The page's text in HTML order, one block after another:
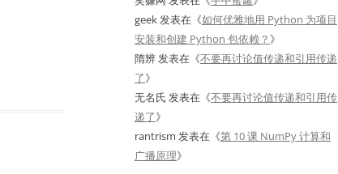
geek发表在《如何优雅地用 Python 为项目
安装和创建 Python 包依赖？ 》
隋辨发表在《不要再讨论值传递和引用传递
了》
无名氏 发表在《不要再讨论值传递和引用传
递了》
rantrism 发表在《第 10 课 NumPy 计算和
广播原理》